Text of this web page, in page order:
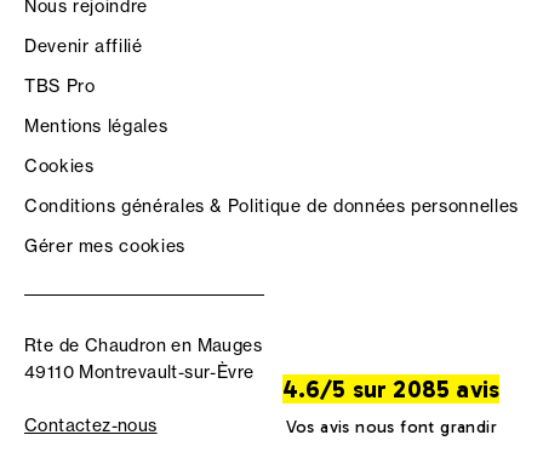
Nous rejoindre
Devenir affilié
TBS Pro
Mentions légales
Cookies
Conditions générales & Politique de données personnelles
Gérer mes cookies
Rte de Chaudron en Mauges
49110 Montrevault-sur-Èvre
Contactez-nous
4.6/5 sur 2085 avis
Vos avis nous font grandir